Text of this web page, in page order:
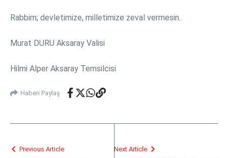
Rabbim; devletimize, milletimize zeval vermesin.
Murat DURU Aksaray Valisi
Hilmi Alper Aksaray Temsilcisi
Haberi Paylaş
Previous Article Next Article